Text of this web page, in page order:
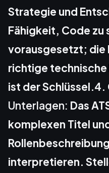
Strategie und
Fähigkeit, Code zu
vorausgesetzt; die
richtige technische
ist der Schlüssel.4.
Unterlagen: Das
komplexen Titel
interpretieren.